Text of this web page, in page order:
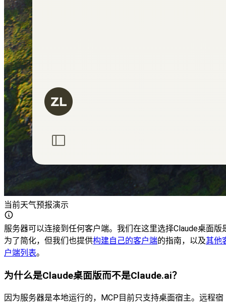
当前天气预报演示
服务器可以连接到任何客户端。我们在这里选择Claude桌面版
为了简化，但我们也提供构建自己的客户端的指南，以及其他
户端列表。
为什么是Claude桌面版而不是Claude.ai？
因为服务器是本地运行的，MCP目前只支持桌面宿主。远程宿